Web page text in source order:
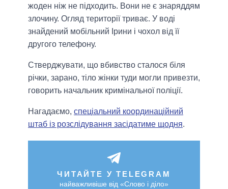
жоден ніж не підходить. Вони не є знаряддям
злочину. Огляд території триває. У воді
знайдений мобільний Ірини і чохол від її
другого телефону.
Стверджувати, що вбивство сталося біля
річки, зарано, тіло жінки туди могли привезти,
говорить начальник кримінальної поліції.
Нагадаємо, спеціальний координаційний
штаб із розслідування засідатиме щодня.
ЧИТАЙТЕ У TELEGRAM
найважливіше від «Слово і діло»